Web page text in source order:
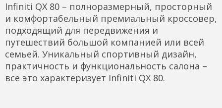
Infiniti QX 80 – полноразмерный, просторный
и комфортабельный премиальный кроссовер,
подходящий для передвижения и
путешествий большой компанией или всей
семьей. Уникальный спортивный дизайн,
практичность и функциональность салона –
все это характеризует Infiniti QX 80.